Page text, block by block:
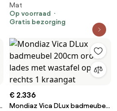
130cm army 2 lades met
wastafel opalo links zonder
kraangat
Mat
Op voorraad
Gratis bezorging
€ 2.336
Mondiaz Vica DLux badmeubel